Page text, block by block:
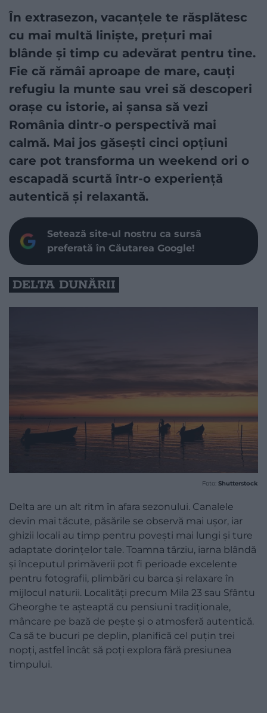
În extrasezon, vacanțele te răsplătesc
cu mai multă liniște, prețuri mai
blânde și timp cu adevărat pentru tine.
Fie că rămâi aproape de mare, cauți
refugiu la munte sau vrei să descoperi
orașe cu istorie, ai șansa să vezi
România dintr-o perspectivă mai
calmă. Mai jos găsești cinci opțiuni
care pot transforma un weekend ori o
escapadă scurtă într-o experiență
autentică și relaxantă.
Setează site-ul nostru ca sursă
preferată în Căutarea Google!
DELTA DUNĂRII
Foto: Shutterstock
Delta are un alt ritm în afara sezonului. Canalele
devin mai tăcute, păsările se observă mai ușor, iar
ghizii locali au timp pentru povești mai lungi și ture
adaptate dorințelor tale. Toamna târziu, iarna blândă
și începutul primăverii pot fi perioade excelente
pentru fotografii, plimbări cu barca și relaxare în
mijlocul naturii. Localități precum Mila 23 sau Sfântu
Gheorghe te așteaptă cu pensiuni tradiționale,
mâncare pe bază de pește și o atmosferă autentică.
Ca să te bucuri pe deplin, planifică cel puțin trei
nopți, astfel încât să poți explora fără presiunea
timpului.